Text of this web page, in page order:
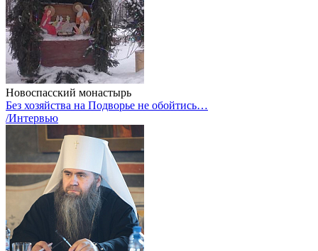
Новоспасский монастырь
Без хозяйства на Подворье не обойтись…
/Интервью